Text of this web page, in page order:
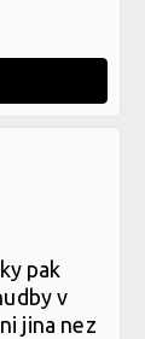
pak
v
jina nez